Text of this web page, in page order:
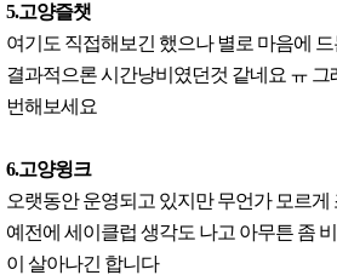
5.고양즐챗
여기도 직접해보긴 했으나 별로 마음에
결과적으론 시간낭비였던것 같네요 ㅠ
번해보세요
6.고양윙크
오랫동안 운영되고 있지만 무언가 모르
예전에 세이클럽 생각도 나고 아무튼 좀
이 살아나긴 합니다